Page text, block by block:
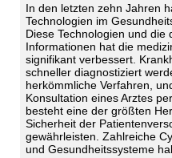
In den letzten zehn Jahren
Technologien im
Diese Technologien und die
Informationen hat die
signifikant verbessert.
schneller diagnostiziert
herkömmliche Verfahren,
Konsultation eines Arztes
besteht eine der größten
Sicherheit der
gewährleisten. Zahlreiche
und Gesundheitssysteme